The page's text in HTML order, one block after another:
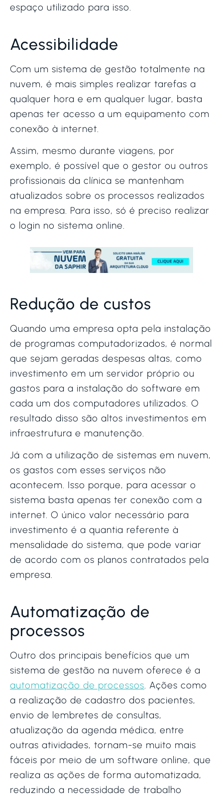
espaço utilizado para isso.
Acessibilidade
Com um sistema de gestão totalmente na
nuvem, é mais simples realizar tarefas a
qualquer hora e em qualquer lugar, basta
apenas ter acesso a um equipamento com
conexão à internet.
Assim, mesmo durante viagens, por
exemplo, é possível que o gestor ou outros
profissionais da clínica se mantenham
atualizados sobre os processos realizados
na empresa. Para isso, só é preciso realizar
o login no sistema online.
Redução de custos
Quando uma empresa opta pela instalação
de programas computadorizados, é normal
que sejam geradas despesas altas, como
investimento em um servidor próprio ou
gastos para a instalação do software em
cada um dos computadores utilizados. O
resultado disso são altos investimentos em
infraestrutura e manutenção.
Já com a utilização de sistemas em nuvem,
os gastos com esses serviços não
acontecem. Isso porque, para acessar o
sistema basta apenas ter conexão com a
internet. O único valor necessário para
investimento é a quantia referente à
mensalidade do sistema, que pode variar
de acordo com os planos contratados pela
empresa.
Automatização de
processos
Outro dos principais benefícios que um
sistema de gestão na nuvem oferece é a
automatização de processos. Ações como
a realização de cadastro dos pacientes,
envio de lembretes de consultas,
atualização da agenda médica, entre
outras atividades, tornam-se muito mais
fáceis por meio de um software online, que
realiza as ações de forma automatizada,
reduzindo a necessidade de trabalho